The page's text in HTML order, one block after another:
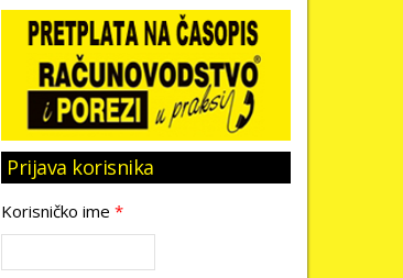
Prijava korisnika
Korisničko ime*